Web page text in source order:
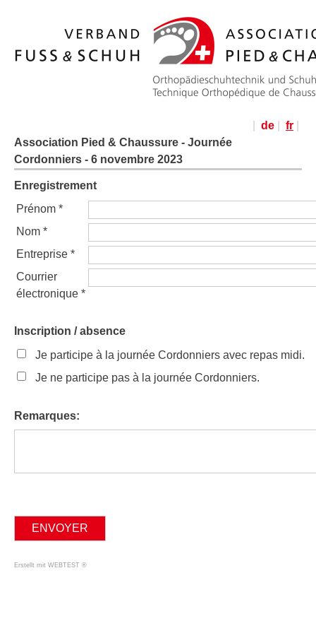
de fr
Association Pied & Chaussure - Journée
Cordonniers - 6 novembre 2023
Enregistrement
Prénom *
Nom *
Entreprise *
Courrier
électronique *
Inscription / absence
Je participe à la journée Cordonniers avec repas midi.
Je ne participe pas à la journée Cordonniers.
Remarques:
Erstellt mit WEBTEST ®